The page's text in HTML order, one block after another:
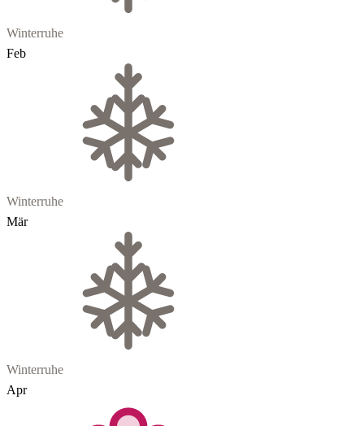
Winterruhe
Feb
Winterruhe
Mär
Winterruhe
Apr